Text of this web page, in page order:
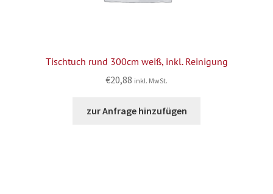
Tischtuch rund 300cm weiß, inkl. Reinigung
€20,88 inkl. MwSt.
zur Anfrage hinzufügen